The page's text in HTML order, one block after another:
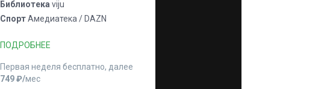
Библиотека viju
СпортАмедиатека / DAZN
ПОДРОБНЕЕ
Первая неделя бесплатно, далее
749 ₽⁠/⁠мес